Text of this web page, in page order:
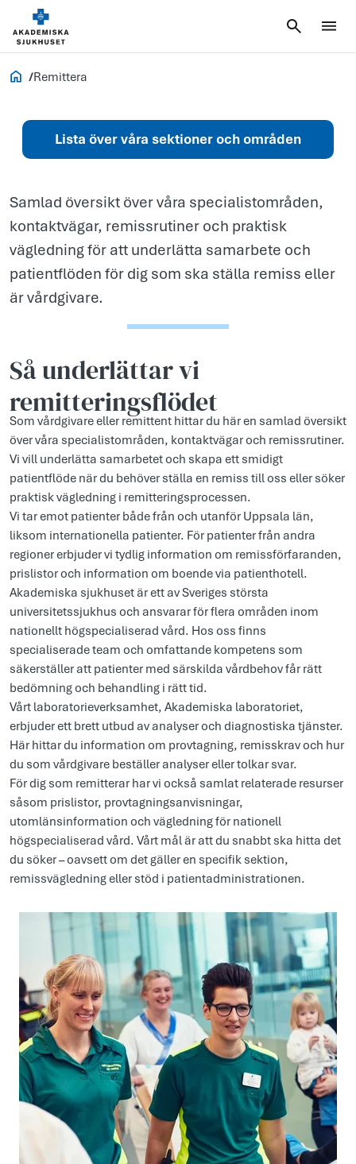
Vårdgivare
Remittera
Remittera
Lista över våra sektioner och områden
Samlad översikt över våra specialistområden,
kontaktvägar, remissrutiner och praktisk
vägledning för att underlätta samarbete och
patientflöden för dig som ska ställa remiss eller
är vårdgivare.
Så underlättar vi
remitteringsflödet
Som vårdgivare eller remittent hittar du här en samlad översikt
över våra specialistområden, kontaktvägar och remissrutiner.
Vi vill underlätta samarbetet och skapa ett smidigt
patientflöde när du behöver ställa en remiss till oss eller söker
praktisk vägledning i remitteringsprocessen.
Vi tar emot patienter både från och utanför Uppsala län,
liksom internationella patienter. För patienter från andra
regioner erbjuder vi tydlig information om remissförfaranden,
prislistor och information om boende via patienthotell.
Akademiska sjukhuset är ett av Sveriges största
universitetssjukhus och ansvarar för flera områden inom
nationellt högspecialiserad vård. Hos oss finns
specialiserade team och omfattande kompetens som
säkerställer att patienter med särskilda vårdbehov får rätt
bedömning och behandling i rätt tid.
Vårt laboratorieverksamhet, Akademiska laboratoriet,
erbjuder ett brett utbud av analyser och diagnostiska tjänster.
Här hittar du information om provtagning, remisskrav och hur
du som vårdgivare beställer analyser eller tolkar svar.
För dig som remitterar har vi också samlat relaterade resurser
såsom prislistor, provtagningsanvisningar,
utomlänsinformation och vägledning för nationell
högspecialiserad vård. Vårt mål är att du snabbt ska hitta det
du söker – oavsett om det gäller en specifik sektion,
remissvägledning eller stöd i patientadministrationen.